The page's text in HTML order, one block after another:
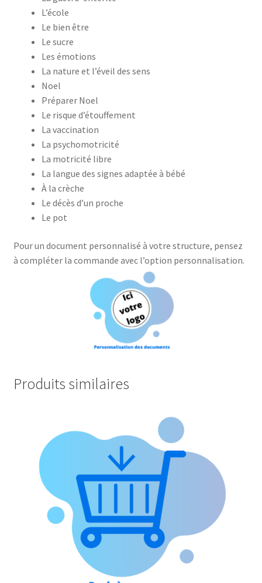
L’école
Le bien être
Le sucre
Les émotions
La nature et l’éveil des sens
Noel
Préparer Noel
Le risque d’étouffement
La vaccination
La psychomotricité
La motricité libre
La langue des signes adaptée à bébé
À la crèche
Le décès d’un proche
Le pot
Pour un document personnalisé à votre structure, pensez
à compléter la commande avec l’option personnalisation.
Produits similaires